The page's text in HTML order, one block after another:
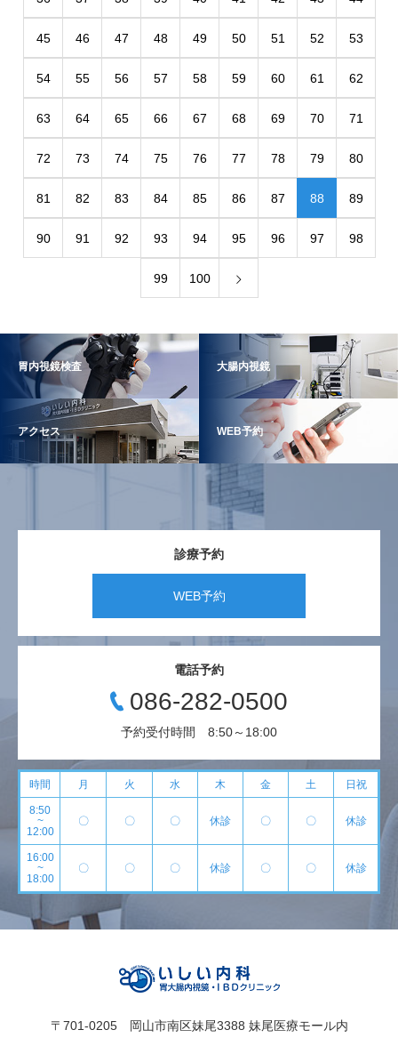
45 46 47 48 49 50 51 52 53
54 55 56 57 58 59 60 61 62
63 64 65 66 67 68 69 70 71
72 73 74 75 76 77 78 79 80
81 82 83 84 85 86 87 88 89
90 91 92 93 94 95 96 97 98
99 100
胃内視鏡検査 大腸内視鏡
アクセス WEB予約
診療予約
WEB予約
電話予約
086-282-0500
予約受付時間 8:50～18:00
時間 月 火 水 木 金 土 日祝
8:50
~
12:00
〇 〇 〇 休診 〇 〇 休診
16:00
~
18:00
〇 〇 〇 休診 〇 〇 休診
〒701-0205 岡山市南区妹尾3388 妹尾医療モール内